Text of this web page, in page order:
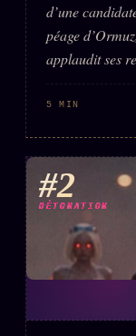
d’une
péage
applaudit ses
5 MIN
#2
DÉTONATION